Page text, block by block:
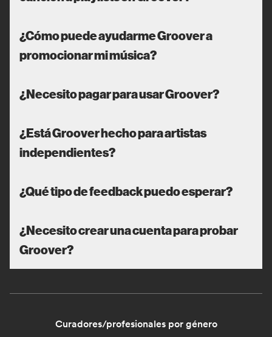
¿Cómo puede ayudarme Groover a
promocionar mi música?
¿Necesito pagar para usar Groover?
¿Está Groover hecho para artistas
independientes?
¿Qué tipo de feedback puedo esperar?
¿Necesito crear una cuenta para probar
Groover?
Curadores/profesionales por género